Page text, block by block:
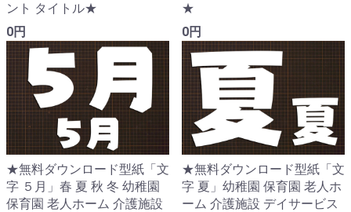
ント タイトル★
0円
★
0円
★無料ダウンロード型紙「文
字 ５月」春 夏 秋 冬 幼稚園
保育園 老人ホーム 介護施設
★無料ダウンロード型紙「文
字 夏」幼稚園 保育園 老人ホ
ーム 介護施設 デイサービス